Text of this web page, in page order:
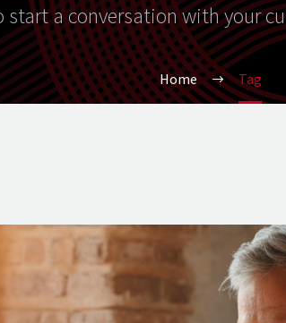
start a conversation with your
Home Tag